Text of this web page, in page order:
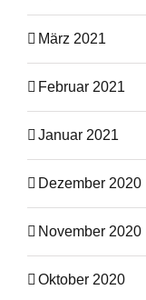
März 2021
Februar 2021
Januar 2021
Dezember 2020
November 2020
Oktober 2020